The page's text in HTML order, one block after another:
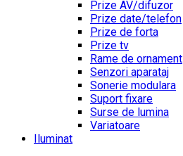
Prize AV/difuzor
Prize date/telefon
Prize de forta
Prize tv
Rame de ornament
Senzori aparataj
Sonerie modulara
Suport fixare
Surse de lumina
Variatoare
Iluminat